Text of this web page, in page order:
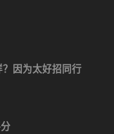
因为太好招同行